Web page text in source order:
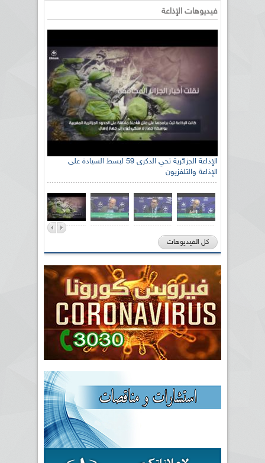
فيديوهات الإذاعة
الإذاعة الجزائرية تحي الذكرى 59 لبسط السيادة على
الإذاعة والتلفزيون
كل الفيديوهات